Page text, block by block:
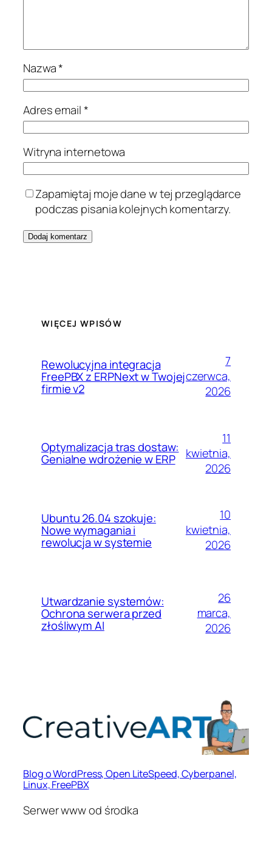
Nazwa*
Adres email*
Witryna internetowa
Zapamiętaj moje dane w tej przeglądarce
podczas pisania kolejnych komentarzy.
WIĘCEJ WPISÓW
Rewolucyjna integracja
FreePBX z ERPNext w Twojej
firmie v2
7
czerwca,
2026
Optymalizacja tras dostaw:
Genialne wdrożenie w ERP
11
kwietnia,
2026
Ubuntu 26.04 szokuje:
Nowe wymagania i
rewolucja w systemie
10
kwietnia,
2026
Utwardzanie systemów:
Ochrona serwera przed
złośliwym AI
26
marca,
2026
Blog o WordPress, Open LiteSpeed, Cyberpanel,
Linux, FreePBX
Serwer www od środka